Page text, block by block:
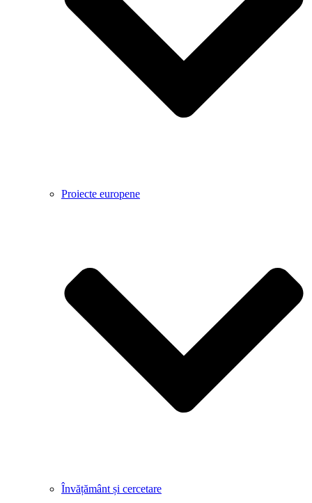
Proiecte europene
Învățământ și cercetare